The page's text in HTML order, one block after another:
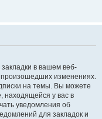
в вашем веб-
изменениях.
на темы. Вы можете
находящейся у вас в
уведомления об
для закладок и